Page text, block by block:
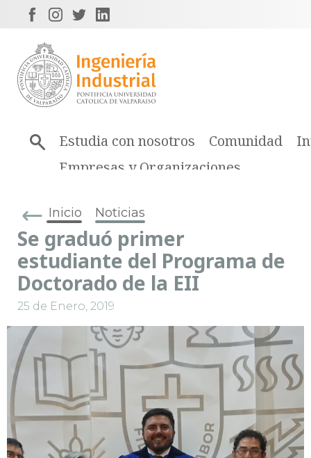
Estudia con nosotros Comunidad
Empresas y Organizaciones
Inicio Noticias
Se graduó primer
estudiante del Programa de
Doctorado de la EII
25 de Enero, 2019